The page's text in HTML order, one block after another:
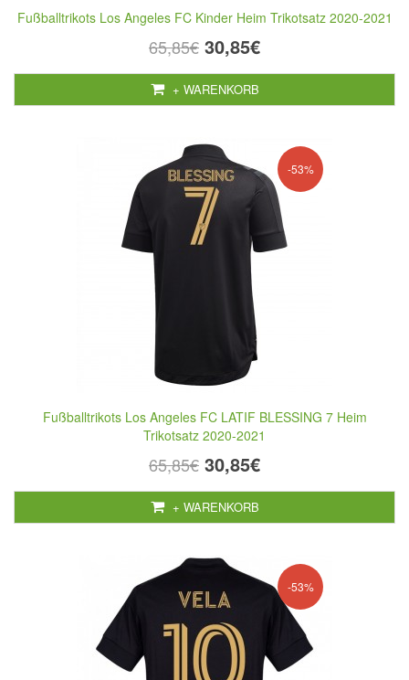
Fußballtrikots Los Angeles FC Kinder Heim Trikotsatz 2020-2021
65,85€ 30,85€
+ WARENKORB
-53%
Fußballtrikots Los Angeles FC LATIF BLESSING 7 Heim
Trikotsatz 2020-2021
65,85€ 30,85€
+ WARENKORB
-53%